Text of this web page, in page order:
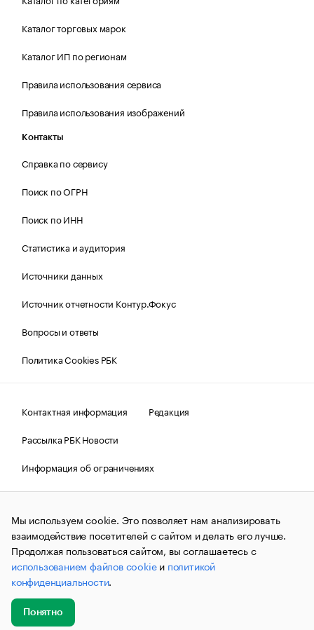
Каталог торговых марок
Каталог ИП по регионам
Правила использования сервиса
Правила использования изображений
Контакты
Справка по сервису
Поиск по ОГРН
Поиск по ИНН
Статистика и аудитория
Источники данных
Источник отчетности Контур.Фокус
Вопросы и ответы
Политика Cookies РБК
Контактная информация
Редакция
Рассылка РБК Новости
Информация об ограничениях
Правовая информация
О соблюдении авторских прав
© АО «РОСБИЗНЕСКОНСАЛТИНГ»,1995–2026.Сообщения
и материалы информационного агентства «РБК»
(зарегистрировано Федеральной службой по надзору в сфере
связи, информационных технологий и массовых
коммуникаций (Роскомнадзор) 09.12.2015 за номером ИА
№ФС77-63848) сопровождаются пометкой «РБК». Отдельные
публикации могут содержать информацию,
не предназначенную для пользователей
до 18 лет.
Мы используем cookie. Это позволяет нам анализировать
взаимодействие посетителей с сайтом и делать его лучше.
Продолжая пользоваться сайтом, вы соглашаетесь с
использованием файлов cookieи политикой
конфиденциальности.
Понятно